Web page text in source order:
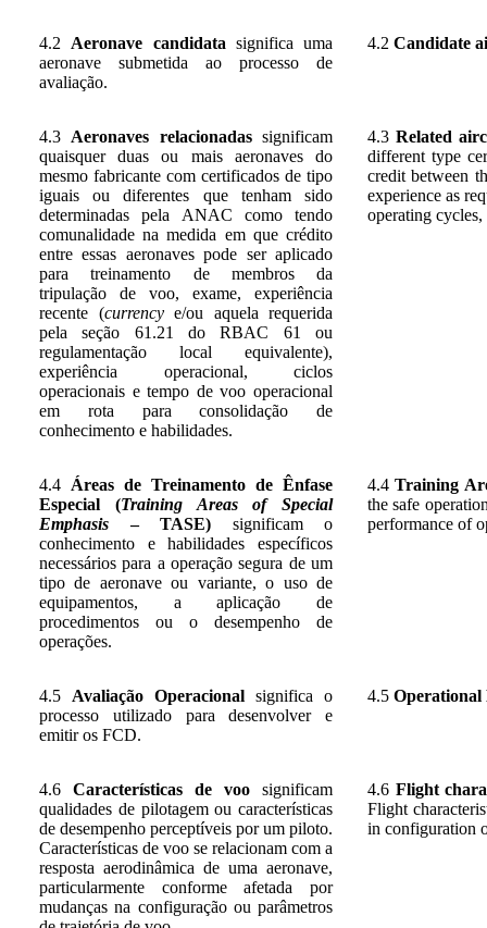
4.2Aeronave candidatasignifica uma
aeronave submetida ao processo de
avaliação.
4.2 Candidate
4.3Aeronaves relacionadassignificam
quaisquer duas ou mais aeronaves do
mesmo fabricante com certificados de tipo
iguais ou diferentes que tenham sido
determinadas pela ANAC como tendo
comunalidade na medida em que crédito
entre essas aeronaves pode ser aplicado
para treinamento de membros da
tripulação de voo, exame, experiência
recente (currencye/ou aquela requerida
pela seção 61.21 do RBAC 61 ou
regulamentação local equivalente),
experiência operacional, ciclos
operacionais e tempo de voo operacional
em rota para consolidação de
conhecimento e habilidades.
4.3Related
different type
credit between
experience as
operating
4.4 Áreas de Treinamento de Ênfase
Especial (Training Areas of Special
Emphasis – TASE) significam o
conhecimento e habilidades específicos
necessários para a operação segura de um
tipo de aeronave ou variante, o uso de
equipamentos, a aplicação de
procedimentos ou o desempenho de
operações.
4.4Training
the safe
performance of
4.5 Avaliação Operacional significa o
processo utilizado para desenvolver e
emitir os FCD.
4.5 Operational
4.6 Características de voo significam
qualidades de pilotagem ou características
de desempenho perceptíveis por um piloto.
Características de voo se relacionam com a
resposta aerodinâmica de uma aeronave,
particularmente conforme afetada por
mudanças na configuração ou parâmetros
4.6 Flight
Flight
in configuration